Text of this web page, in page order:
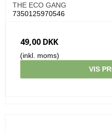
THE ECO GANG
7350125970546
49,00 DKK
(inkl. moms)
VIS